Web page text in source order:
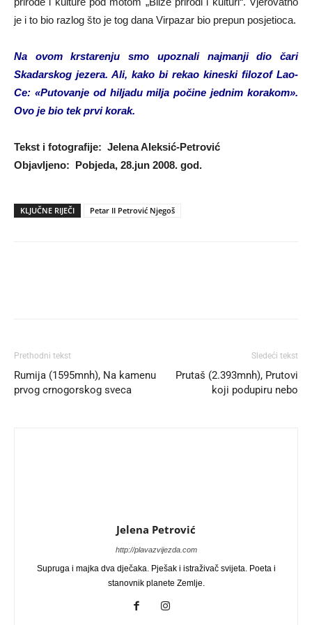
je i to bio razlog što je tog dana Virpazar bio prepun posjetioca.
Na ovom krstarenju smo upoznali najmanji dio čari
Skadarskog jezera. Ali, kako bi rekao kineski filozof Lao-
Ce: «Putovanje od hiljadu milja počine jednim korakom».
Ovo je bio tek prvi korak.
Tekst i fotografije: Jelena Aleksić-Petrović
Objavljeno: Pobjeda, 28.jun 2008. god.
KLJUČNE RIJEČI Petar II Petrović Njegoš
Prethodni tekst
Rumija (1595mnh), Na kamenu
prvog crnogorskog sveca
Sledeći tekst
Prutaš (2.393mnh), Prutovi
koji podupiru nebo
Jelena Petrović
http://plavazvijezda.com
Supruga i majka dva dječaka. Pješak i istraživač svijeta. Poeta i
stanovnik planete Zemlje.